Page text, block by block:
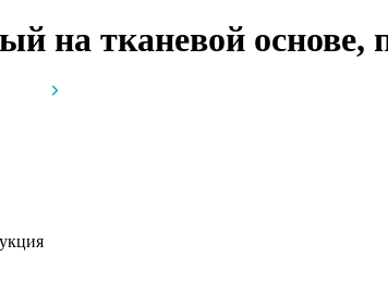
на тканевой основе,